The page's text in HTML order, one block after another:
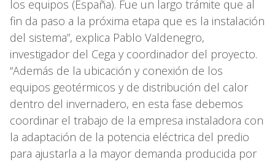
los equipos (España). Fue un largo trámite que al
fin da paso a la próxima etapa que es la instalación
del sistema”, explica Pablo Valdenegro,
investigador del Cega y coordinador del proyecto.
“Además de la ubicación y conexión de los
equipos geotérmicos y de distribución del calor
dentro del invernadero, en esta fase debemos
coordinar el trabajo de la empresa instaladora con
la adaptación de la potencia eléctrica del predio
para ajustarla a la mayor demanda producida por